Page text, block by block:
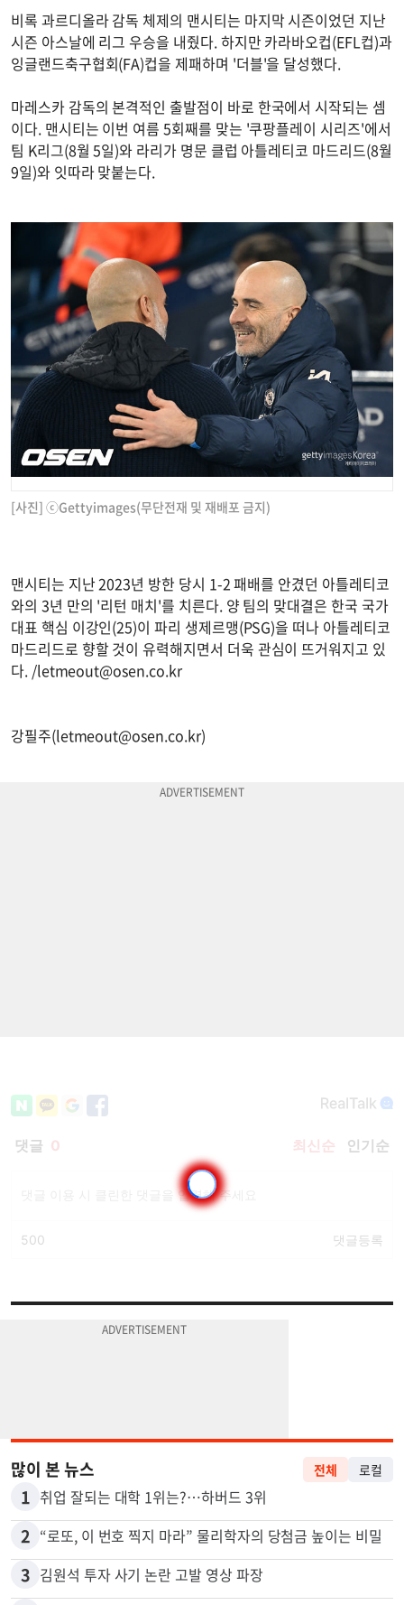
비록 과르디올라 감독 체제의 맨시티는 마지막 시즌이었던 지난
시즌 아스날에 리그 우승을 내줬다. 하지만 카라바오컵(EFL컵)과
잉글랜드축구협회(FA)컵을 제패하며 '더블'을 달성했다.
마레스카 감독의 본격적인 출발점이 바로 한국에서 시작되는 셈
이다. 맨시티는 이번 여름 5회째를 맞는 '쿠팡플레이 시리즈'에서
팀 K리그(8월 5일)와 라리가 명문 클럽 아틀레티코 마드리드(8월
9일)와 잇따라 맞붙는다.
[사진] ⓒGettyimages(무단전재 및 재배포 금지)
맨시티는 지난 2023년 방한 당시 1-2 패배를 안겼던 아틀레티코
와의 3년 만의 '리턴 매치'를 치른다. 양 팀의 맞대결은 한국 국가
대표 핵심 이강인(25)이 파리 생제르맹(PSG)을 떠나 아틀레티코
마드리드로 향할 것이 유력해지면서 더욱 관심이 뜨거워지고 있
다. /letmeout@osen.co.kr
강필주(letmeout@osen.co.kr)
1 취업 잘되는 대학 1위는?…하버드 3위
2 “로또, 이 번호 찍지 마라” 물리학자의 당첨금 높이는 비밀